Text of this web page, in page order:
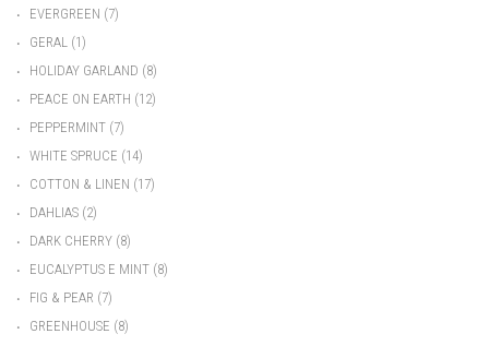
• EVERGREEN (7)
• GERAL (1)
• HOLIDAY GARLAND (8)
• PEACE ON EARTH (12)
• PEPPERMINT (7)
• WHITE SPRUCE (14)
• COTTON & LINEN (17)
• DAHLIAS (2)
• DARK CHERRY (8)
• EUCALYPTUS E MINT (8)
• FIG & PEAR (7)
• GREENHOUSE (8)